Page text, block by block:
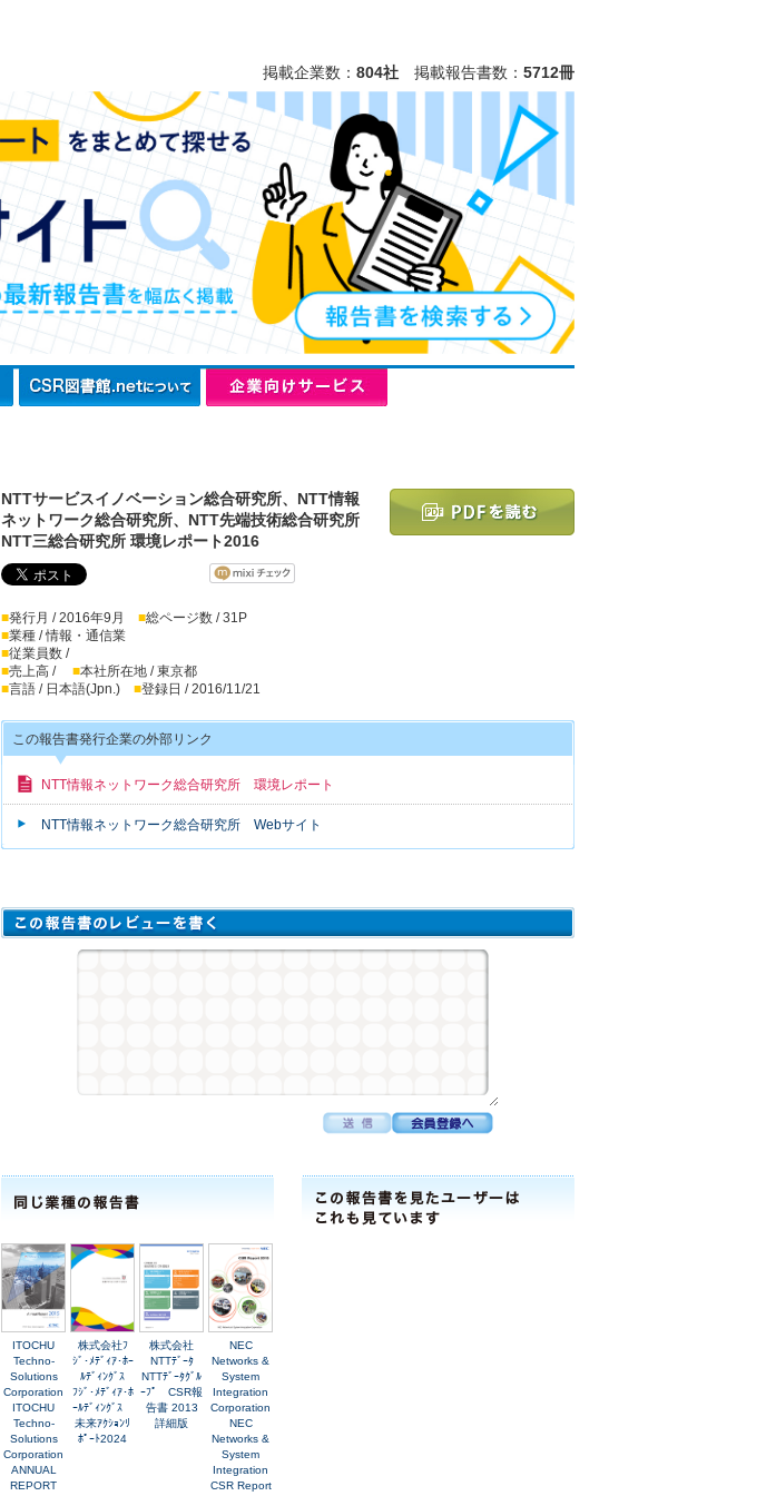
掲載企業数： 804社 掲載報告書数： 5712冊
NTTサービスイノベーション総合研究所、NTT情報
ネットワーク総合研究所、NTT先端技術総合研究所
NTT三総合研究所 環境レポート2016
■発行月 / 2016年9月 ■総ページ数 / 31P
■業種 / 情報・通信業
■従業員数 /
■売上高 / ■本社所在地 / 東京都
■言語 / 日本語(Jpn.) ■登録日 / 2016/11/21
この報告書発行企業の外部リンク
NTT情報ネットワーク総合研究所 環境レポート
NTT情報ネットワーク総合研究所 Webサイト
ITOCHU
Techno-
Solutions
Corporation
ITOCHU
Techno-
Solutions
Corporation
ANNUAL
REPORT
株式会社ﾌ
ｼﾞ･ﾒﾃﾞｨｱ･ﾎｰ
ﾙﾃﾞｨﾝｸﾞｽ
ﾌｼﾞ･ﾒﾃﾞｨｱ･ﾎ
ｰﾙﾃﾞｨﾝｸﾞｽ
未来ｱｸｼｮﾝﾘ
ﾎﾟｰﾄ2024
株式会社
NTTﾃﾞｰﾀ
NTTﾃﾞｰﾀｸﾞﾙ
ｰﾌﾟ CSR報
告書 2013
詳細版
NEC
Networks &
System
Integration
Corporation
NEC
Networks &
System
Integration
CSR Report